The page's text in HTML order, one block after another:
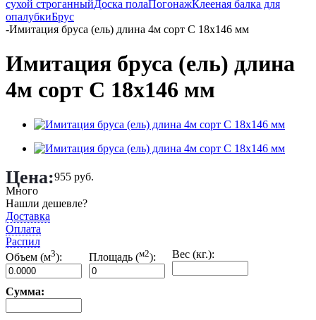
сухой строганныйДоска полаПогонажКлееная балка для
опалубкиБрус
-Имитация бруса (ель) длина 4м сорт С 18х146 мм
Имитация бруса (ель) длина
4м сорт С 18х146 мм
Цена:955 руб.
Много
Нашли дешевле?
Доставка
Оплата
Распил
Объем (м3): Площадь (м2): Вес (кг.):
Сумма: